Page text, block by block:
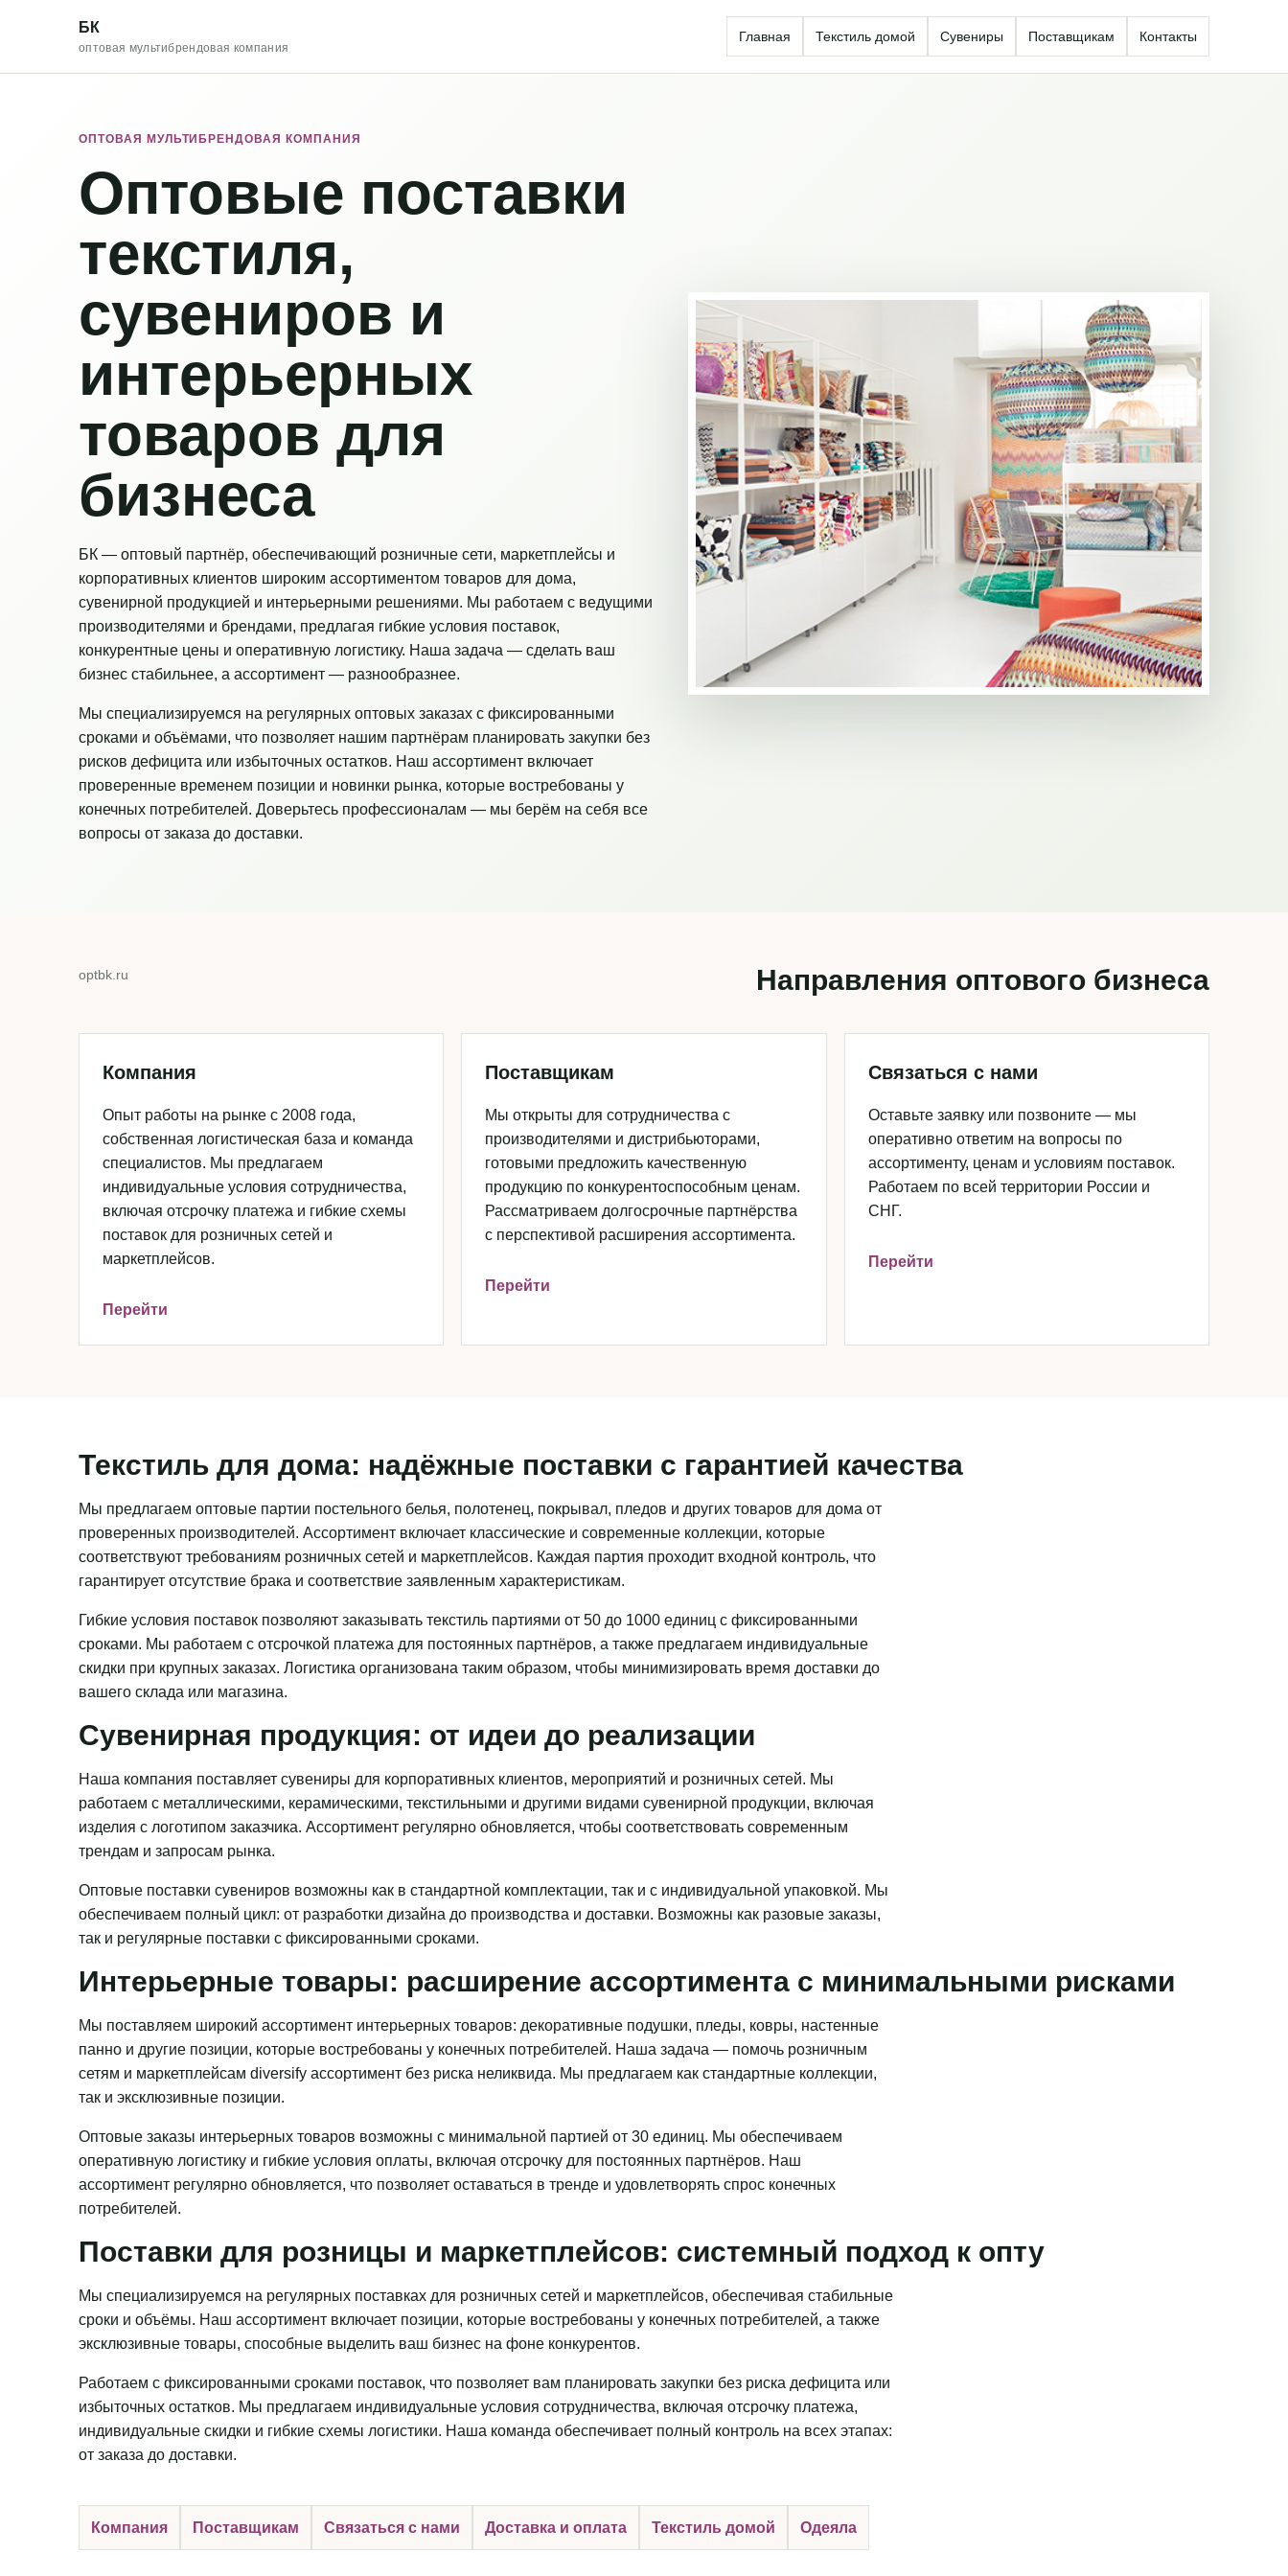
БК
оптовая мультибрендовая компания
Главная Текстиль домой Сувениры Поставщикам Контакты
ОПТОВАЯ МУЛЬТИБРЕНДОВАЯ КОМПАНИЯ
Оптовые поставки
текстиля,
сувениров и
интерьерных
товаров для
бизнеса
БК — оптовый партнёр, обеспечивающий розничные сети, маркетплейсы и
корпоративных клиентов широким ассортиментом товаров для дома,
сувенирной продукцией и интерьерными решениями. Мы работаем с ведущими
производителями и брендами, предлагая гибкие условия поставок,
конкурентные цены и оперативную логистику. Наша задача — сделать ваш
бизнес стабильнее, а ассортимент — разнообразнее.
Мы специализируемся на регулярных оптовых заказах с фиксированными
сроками и объёмами, что позволяет нашим партнёрам планировать закупки без
рисков дефицита или избыточных остатков. Наш ассортимент включает
проверенные временем позиции и новинки рынка, которые востребованы у
конечных потребителей. Доверьтесь профессионалам — мы берём на себя все
вопросы от заказа до доставки.
optbk.ru Направления оптового бизнеса
Компания
Опыт работы на рынке с 2008 года,
собственная логистическая база и команда
специалистов. Мы предлагаем
индивидуальные условия сотрудничества,
включая отсрочку платежа и гибкие схемы
поставок для розничных сетей и
маркетплейсов.
Перейти
Поставщикам
Мы открыты для сотрудничества с
производителями и дистрибьюторами,
готовыми предложить качественную
продукцию по конкурентоспособным ценам.
Рассматриваем долгосрочные партнёрства
с перспективой расширения ассортимента.
Перейти
Связаться с нами
Оставьте заявку или позвоните — мы
оперативно ответим на вопросы по
ассортименту, ценам и условиям поставок.
Работаем по всей территории России и
СНГ.
Перейти
Текстиль для дома: надёжные поставки с гарантией качества
Мы предлагаем оптовые партии постельного белья, полотенец, покрывал, пледов и других товаров для дома от
проверенных производителей. Ассортимент включает классические и современные коллекции, которые
соответствуют требованиям розничных сетей и маркетплейсов. Каждая партия проходит входной контроль, что
гарантирует отсутствие брака и соответствие заявленным характеристикам.
Гибкие условия поставок позволяют заказывать текстиль партиями от 50 до 1000 единиц с фиксированными
сроками. Мы работаем с отсрочкой платежа для постоянных партнёров, а также предлагаем индивидуальные
скидки при крупных заказах. Логистика организована таким образом, чтобы минимизировать время доставки до
вашего склада или магазина.
Сувенирная продукция: от идеи до реализации
Наша компания поставляет сувениры для корпоративных клиентов, мероприятий и розничных сетей. Мы
работаем с металлическими, керамическими, текстильными и другими видами сувенирной продукции, включая
изделия с логотипом заказчика. Ассортимент регулярно обновляется, чтобы соответствовать современным
трендам и запросам рынка.
Оптовые поставки сувениров возможны как в стандартной комплектации, так и с индивидуальной упаковкой. Мы
обеспечиваем полный цикл: от разработки дизайна до производства и доставки. Возможны как разовые заказы,
так и регулярные поставки с фиксированными сроками.
Интерьерные товары: расширение ассортимента с минимальными рисками
Мы поставляем широкий ассортимент интерьерных товаров: декоративные подушки, пледы, ковры, настенные
панно и другие позиции, которые востребованы у конечных потребителей. Наша задача — помочь розничным
сетям и маркетплейсам diversify ассортимент без риска неликвида. Мы предлагаем как стандартные коллекции,
так и эксклюзивные позиции.
Оптовые заказы интерьерных товаров возможны с минимальной партией от 30 единиц. Мы обеспечиваем
оперативную логистику и гибкие условия оплаты, включая отсрочку для постоянных партнёров. Наш
ассортимент регулярно обновляется, что позволяет оставаться в тренде и удовлетворять спрос конечных
потребителей.
Поставки для розницы и маркетплейсов: системный подход к опту
Мы специализируемся на регулярных поставках для розничных сетей и маркетплейсов, обеспечивая стабильные
сроки и объёмы. Наш ассортимент включает позиции, которые востребованы у конечных потребителей, а также
эксклюзивные товары, способные выделить ваш бизнес на фоне конкурентов.
Работаем с фиксированными сроками поставок, что позволяет вам планировать закупки без риска дефицита или
избыточных остатков. Мы предлагаем индивидуальные условия сотрудничества, включая отсрочку платежа,
индивидуальные скидки и гибкие схемы логистики. Наша команда обеспечивает полный контроль на всех этапах:
от заказа до доставки.
Компания Поставщикам Связаться с нами Доставка и оплата Текстиль домой Одеяла